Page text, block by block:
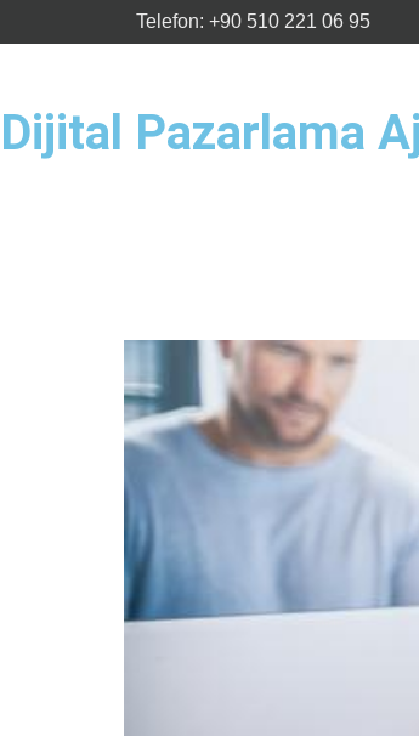
Telefon: +90 510 221 06 95
Dijital Pazarlama